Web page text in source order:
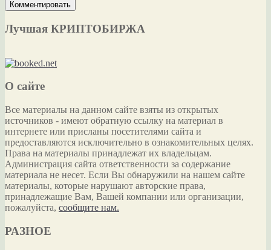
Лучшая КРИПТОБИРЖА
О сайте
Все материалы на данном сайте взяты из открытых
источников - имеют обратную ссылку на материал в
интернете или присланы посетителями сайта и
предоставляются исключительно в ознакомительных целях.
Права на материалы принадлежат их владельцам.
Администрация сайта ответственности за содержание
материала не несет. Если Вы обнаружили на нашем сайте
материалы, которые нарушают авторские права,
принадлежащие Вам, Вашей компании или организации,
пожалуйста, сообщите нам.
РАЗНОЕ